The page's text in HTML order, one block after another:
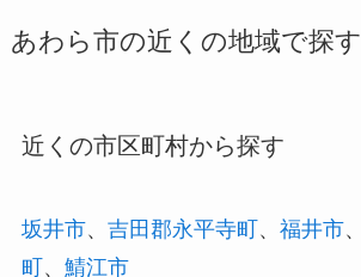
あわら市の近くの地域で探す
近くの市区町村から探す
坂井市、 吉田郡永平寺町、 福井市、
町、 鯖江市